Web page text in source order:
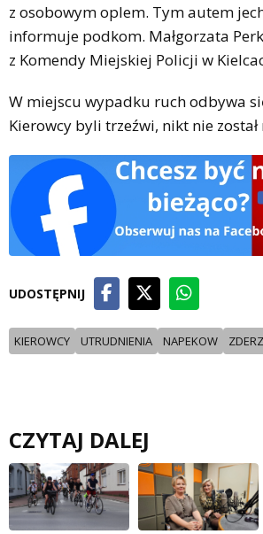
z osobowym oplem. Tym autem
informuje podkom. Małgorzata
z Komendy Miejskiej Policji w
W miejscu wypadku ruch odbywa
Kierowcy byli trzeźwi, nikt nie został
UDOSTĘPNIJ
KIEROWCY UTRUDNIENIA NAPEKOW
CZYTAJ DALEJ